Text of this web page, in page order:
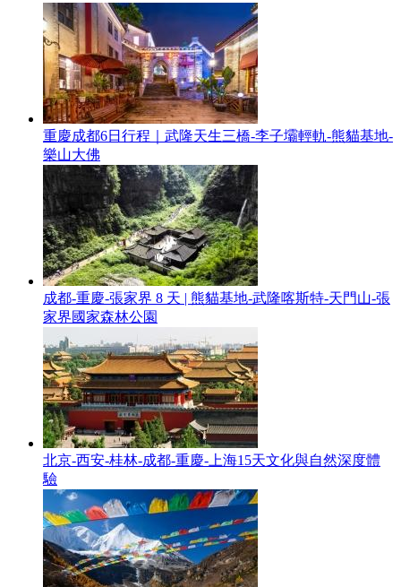
重慶成都6日行程｜武隆天生三橋-李子壩輕軌-熊貓基地-
樂山大佛
成都-重慶-張家界 8 天 | 熊貓基地-武隆喀斯特-天門山-張
家界國家森林公園
北京-西安-桂林-成都-重慶-上海15天文化與自然深度體
驗